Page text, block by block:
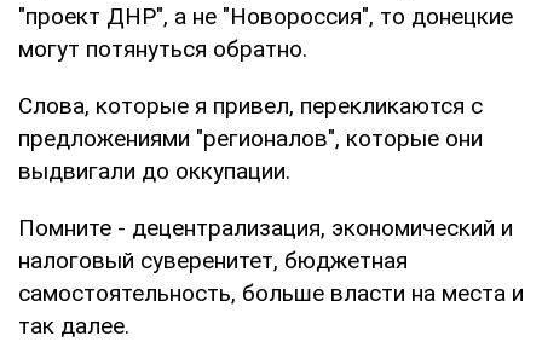
"проект ДНР", а не "Новороссия", то донецкие
могут потянуться обратно.
Слова, которые я привел, перекликаются с
предложениями "регионалов", которые они
выдвигали до оккупации.
Помните - децентрализация, экономический и
налоговый суверенитет, бюджетная
самостоятельность, больше власти на места и
так далее.